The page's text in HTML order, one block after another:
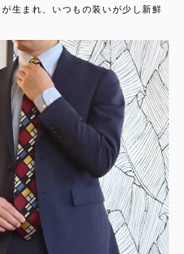
生まれ、いつもの装いが少し新鮮